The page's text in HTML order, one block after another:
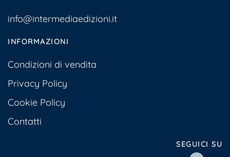
info@intermediaedizioni.it
INFORMAZIONI
Condizioni di vendita
Privacy Policy
Cookie Policy
Contatti
SEGUICI SU